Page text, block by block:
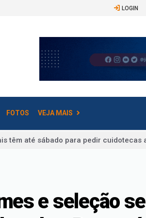
LOGIN
FOTOS VEJA MAIS
de dados da 1ª etapa termina
histórias de vida, família
de Fora altera trânsito e linhas de
e seleção se